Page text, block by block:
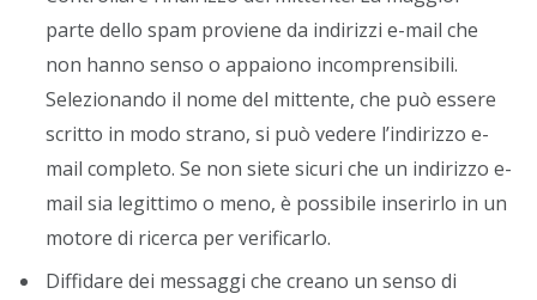
parte dello spam proviene da indirizzi e-mail che
non hanno senso o appaiono incomprensibili.
Selezionando il nome del mittente, che può essere
scritto in modo strano, si può vedere l’indirizzo e-
mail completo. Se non siete sicuri che un indirizzo e-
mail sia legittimo o meno, è possibile inserirlo in un
motore di ricerca per verificarlo.
Diffidare dei messaggi che creano un senso di